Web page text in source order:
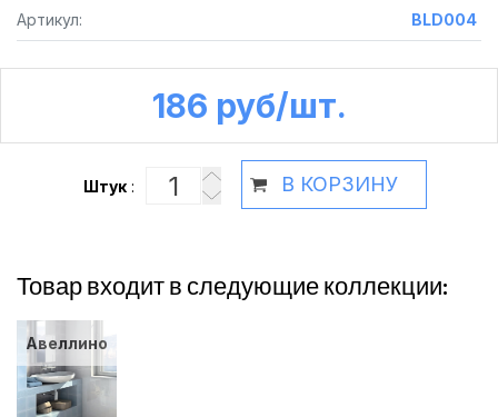
Артикул: BLD004
186 руб /шт.
Штук: В КОРЗИНУ
Товар входит в следующие коллекции:
Авеллино